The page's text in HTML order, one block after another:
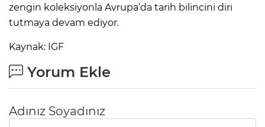
zengin koleksiyonla Avrupa’da tarih bilincini diri
tutmaya devam ediyor.
Kaynak: IGF
Yorum Ekle
Adınız Soyadınız